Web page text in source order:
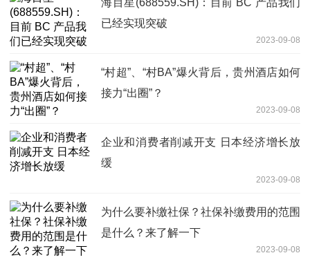
已经实现突破
2023-09-08
“村超”、“村BA”爆火背后，贵州酒店如何
接力“出圈”？
2023-09-08
企业和消费者削减开支 日本经济增长放
缓
2023-09-08
为什么要补缴社保？社保补缴费用的范围
是什么？来了解一下
2023-09-08